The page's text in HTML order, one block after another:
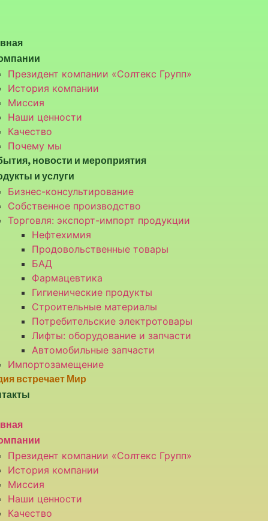
Президент компании «Солтекс Групп»
История компании
Миссия
Наши ценности
Качество
Почему мы
новости и мероприятия
и услуги
Бизнес-консультирование
Собственное производство
Торговля: экспорт-импорт продукции
Нефтехимия
Продовольственные товары
БАД
Фармацевтика
Гигиенические продукты
Строительные материалы
Потребительские электротовары
Лифты: оборудование и запчасти
Автомобильные запчасти
Импортозамещение
встречает Мир
Президент компании «Солтекс Групп»
История компании
Миссия
Наши ценности
Качество